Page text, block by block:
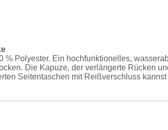
% Polyester. Ein hochfunktionelles,
Die Kapuze, der verlängerte Rücken
Seitentaschen mit Reißverschluss